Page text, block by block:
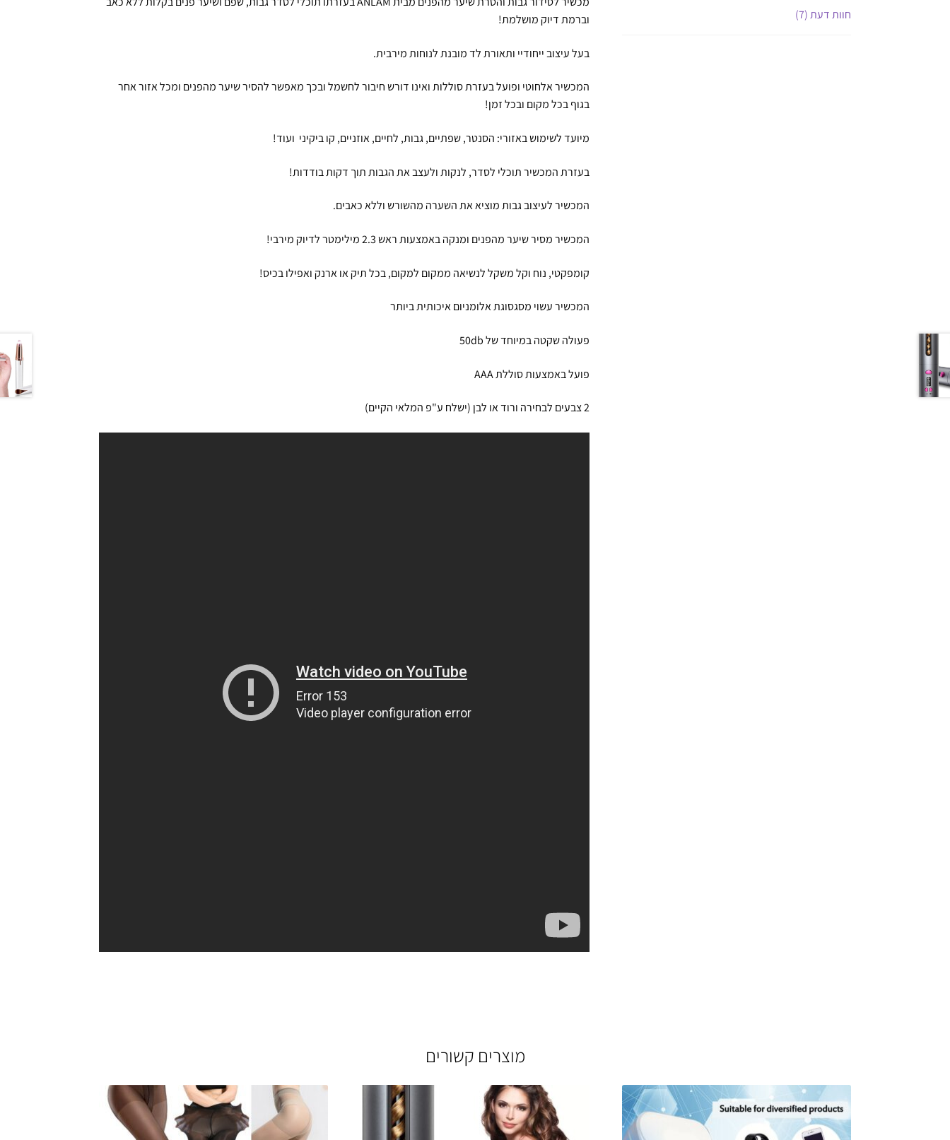
חוות דעת (7)
וברמת דיוק מושלמת!
בעל עיצוב ייחודיי ותאורת לד מובנת לנוחות מירבית.
המכשיר אלחוטי ופועל בעזרת סוללות ואינו דורש חיבור לחשמל ובכך מאפשר להסיר שיער מהפנים ומכל אזור אחר
בגוף בכל מקום ובכל זמן!
מיועד לשימוש באזורי: הסנטר, שפתיים, גבות, לחיים, אוזניים, קו ביקיני ועוד!
בעזרת המכשיר תוכלי לסדר, לנקות ולעצב את הגבות תוך דקות בודדות!
המכשיר לעיצוב גבות מוציא את השערה מהשורש וללא כאבים.
המכשיר מסיר שיער מהפנים ומנקה באמצעות ראש 2.3 מילימטר לדיוק מירבי!
קומפקטי, נוח וקל משקל לנשיאה ממקום למקום, בכל תיק או ארנק ואפילו בכיס!
המכשיר עשוי מסגסוגת אלומניום איכותית ביותר
פעולה שקטה במיוחד של 50db
פועל באמצעות סוללת AAA
2 צבעים לבחירה ורוד או לבן (ישלח ע"פ המלאי הקיים)
מוצרים קשורים